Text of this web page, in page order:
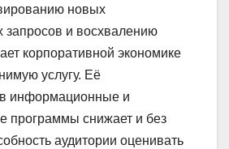
новых
запросов и восхвалению
корпоративной экономике
услугу. Её
информационные и
программы снижает и без
аудитории оценивать